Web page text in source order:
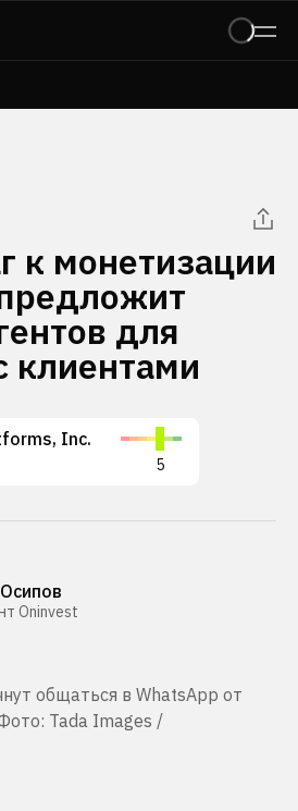
к монетизации
для
клиентами
Inc.
5
Oninvest
общаться в WhatsApp от
Tada Images /